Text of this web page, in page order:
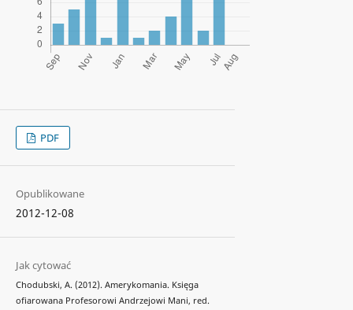
PDF
Opublikowane
2012-12-08
Jak cytować
Chodubski, A. (2012). Amerykomania. Księga
ofiarowana Profesorowi Andrzejowi Mani, red.